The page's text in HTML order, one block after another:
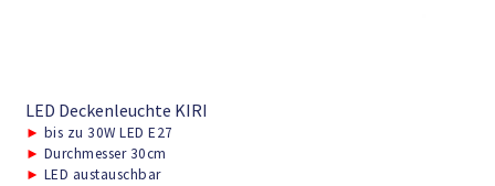
LED Deckenleuchte KIRI
► bis zu 30W LED E27
► Durchmesser 30cm
► LED austauschbar